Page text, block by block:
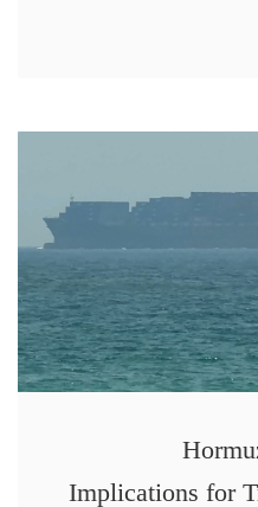
Implications for